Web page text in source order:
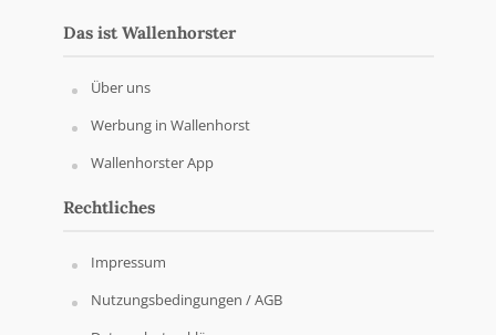
Das ist Wallenhorster
Über uns
Werbung in Wallenhorst
Wallenhorster App
Rechtliches
Impressum
Nutzungsbedingungen / AGB